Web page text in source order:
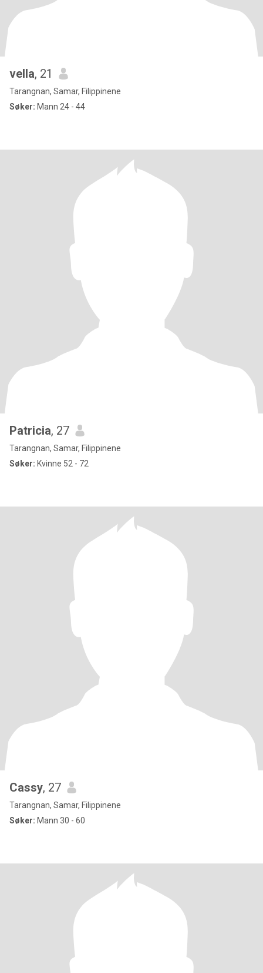
vella, 21
Tarangnan, Samar, Filippinene
Søker: Mann 24 - 44
Patricia, 27
Tarangnan, Samar, Filippinene
Søker: Kvinne 52 - 72
Cassy, 27
Tarangnan, Samar, Filippinene
Søker: Mann 30 - 60